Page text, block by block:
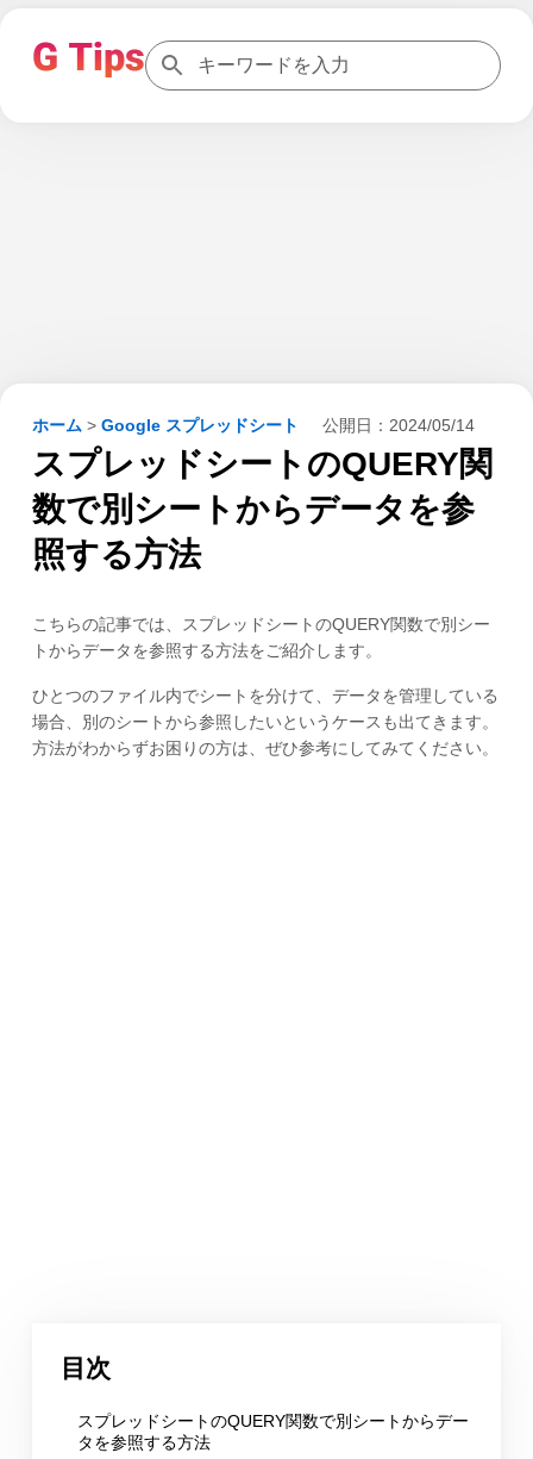
ホーム > Google スプレッドシート 公開日： 2024/05/14
スプレッドシートのQUERY関
数で別シートからデータを参
照する方法
こちらの記事では、スプレッドシートのQUERY関数で別シー
トからデータを参照する方法をご紹介します。
ひとつのファイル内でシートを分けて、データを管理している
場合、別のシートから参照したいというケースも出てきます。
方法がわからずお困りの方は、ぜひ参考にしてみてください。
目次
スプレッドシートのQUERY関数で別シートからデー
タを参照する方法